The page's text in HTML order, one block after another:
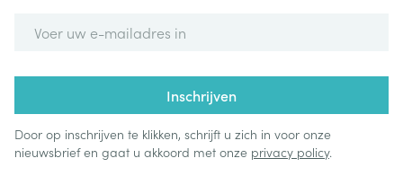
Inschrijven
Door op inschrijven te klikken, schrijft u zich in voor onze
nieuwsbrief en gaat u akkoord met onze privacy policy.